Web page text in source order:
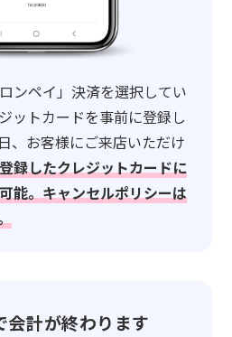
ンペイ」決済を選択してい
ットカードを事前に登録し
、お客様にご来店いただけ
録したクレジットカードに
能。キャンセルポリシーは
会計が終わります